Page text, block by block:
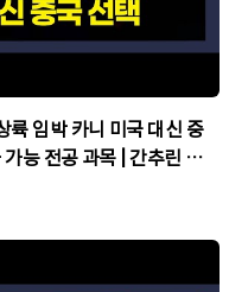
륙 임박 카니 미국 대신 중
능 전공 과목 | 간추린 캐
뉴스